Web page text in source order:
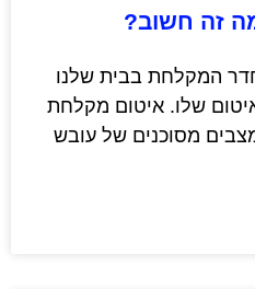
זה חשוב?
המקלחת בבית שלנו
שלו. איטום מקלחת
מסוכנים של עובש